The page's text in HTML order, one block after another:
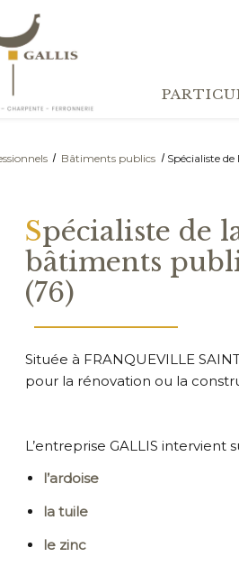
Bâtiments publics Spécialiste
Spécialiste de la couverture pour les
bâtiments
(76)
Située à FRANQUEVILLE
pour la rénovation ou la
L’entreprise GALLIS
l’ardoise
la tuile
le zinc